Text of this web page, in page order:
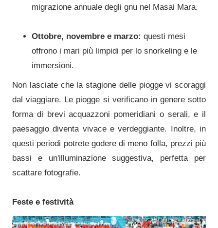
migrazione annuale degli gnu nel Masai Mara.
Ottobre, novembre e marzo: questi mesi
offrono i mari più limpidi per lo snorkeling e le
immersioni.
Non lasciate che la stagione delle piogge vi scoraggi
dal viaggiare. Le piogge si verificano in genere sotto
forma di brevi acquazzoni pomeridiani o serali, e il
paesaggio diventa vivace e verdeggiante. Inoltre, in
questi periodi potrete godere di meno folla, prezzi più
bassi e un'illuminazione suggestiva, perfetta per
scattare fotografie.
Feste e festività